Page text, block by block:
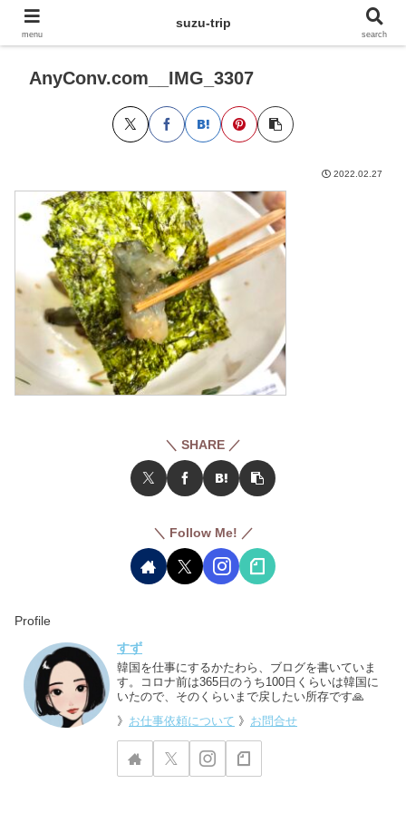
AnyConv.com__IMG_3307
2022.02.27
＼ SHARE ／
＼ Follow Me! ／
Profile
すず
韓国を仕事にするかたわら、ブログを書いていま
す。コロナ前は365日のうち100日くらいは韓国に
いたので、そのくらいまで戻したい所存です🙏
》 お仕事依頼について 》 お問合せ
menu
suzu-trip
search